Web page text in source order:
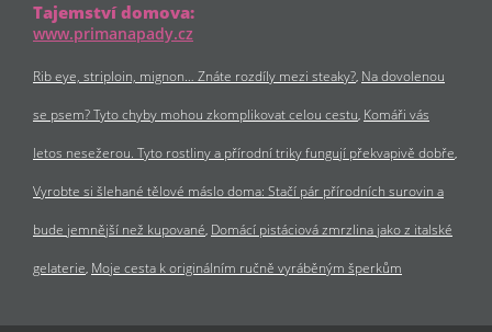
Tajemství domova:
www.primanapady.cz
Rib eye, striploin, mignon… Znáte rozdíly mezi steaky? Na dovolenou
se psem? Tyto chyby mohou zkomplikovat celou cestu Komáři vás
letos nesežerou. Tyto rostliny a přírodní triky fungují překvapivě dobře
Vyrobte si šlehané tělové máslo doma: Stačí pár přírodních surovin a
bude jemnější než kupované Domácí pistáciová zmrzlina jako z italské
gelaterie Moje cesta k originálním ručně vyráběným šperkům